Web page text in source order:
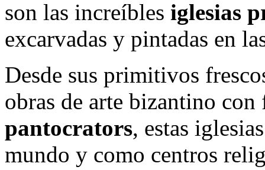
son las increíbles iglesias
excarvadas y pintadas en
Desde sus primitivos
obras de arte bizantino
pantocrators, estas
mundo y como centros